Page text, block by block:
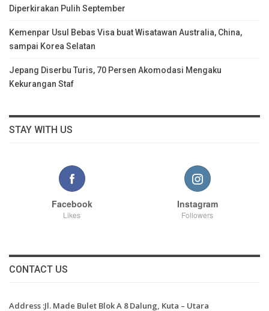
Diperkirakan Pulih September
Kemenpar Usul Bebas Visa buat Wisatawan Australia, China,
sampai Korea Selatan
Jepang Diserbu Turis, 70 Persen Akomodasi Mengaku
Kekurangan Staf
STAY WITH US
Facebook
Likes
Instagram
Followers
CONTACT US
Address :Jl. Made Bulet Blok A 8 Dalung, Kuta – Utara